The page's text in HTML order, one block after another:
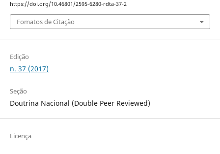
https://doi.org/10.46801/2595-6280-rdta-37-2
Fomatos de Citação
Edição
n. 37 (2017)
Seção
Doutrina Nacional (Double Peer Reviewed)
Licença